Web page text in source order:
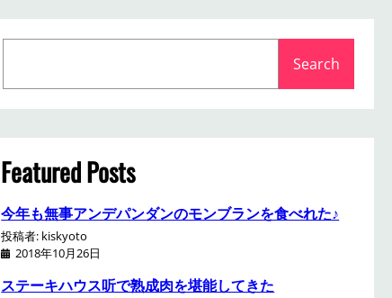
a
r
c
h
Search
Featured Posts
今年も無事アンデパンダンのモンブランを食べれた♪
投稿者: kiskyoto
2018年10月26日
ステーキハウス听で熟成肉を堪能してきた